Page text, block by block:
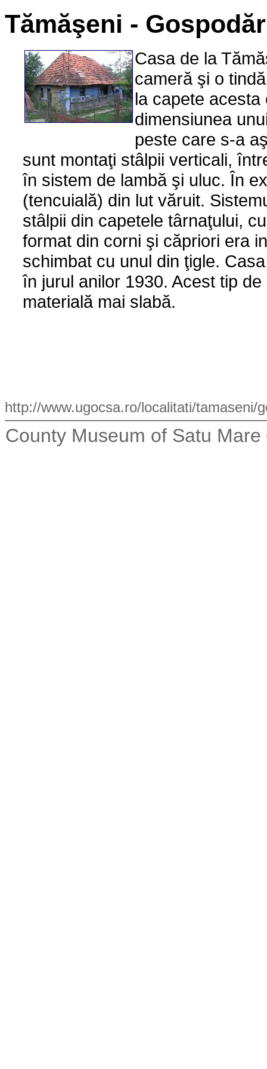
Tămăşeni -
Casa de la
cameră şi o
la capete
dimensiunea
peste care s-a
sunt montaţi stâlpii verticali,
în sistem de lambă şi uluc. În
(tencuială) din lut văruit.
stâlpii din capetele târnaţului,
format din corni şi căpriori era
schimbat cu unul din ţigle.
în jurul anilor 1930. Acest tip
materială mai slabă.
http://www.ugocsa.ro/localitati/tamaseni/
County Museum of Satu